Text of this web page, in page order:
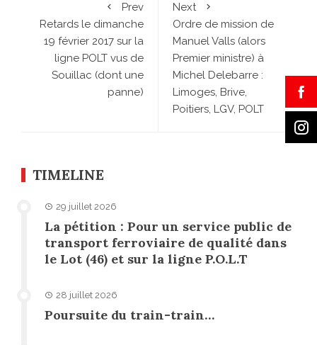
Prev
Retards le dimanche
19 février 2017 sur la
ligne POLT vus de
Souillac (dont une
panne)
Next
Ordre de mission de
Manuel Valls (alors
Premier ministre) à
Michel Delebarre :
Limoges, Brive,
Poitiers, LGV, POLT
TIMELINE
29 juillet 2026
La pétition : Pour un service public de
transport ferroviaire de qualité dans
le Lot (46) et sur la ligne P.O.L.T
28 juillet 2026
Poursuite du train-train…